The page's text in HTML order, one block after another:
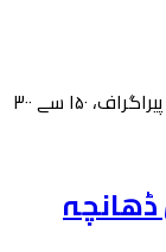
اردو ماحول میں بھی یہ بات لاگو ہوتی ہے: تین پیراگراف، ۱۵۰ سے ۳۰۰